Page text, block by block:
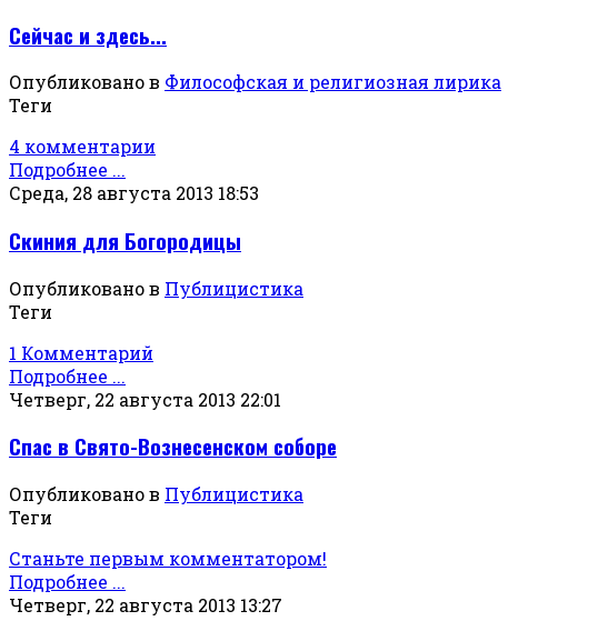
Сейчас и здесь...
Опубликовано в Философская и религиозная лирика
Теги
4 комментарии
Подробнее ...
Среда, 28 августа 2013 18:53
Скиния для Богородицы
Опубликовано в Публицистика
Теги
1 Комментарий
Подробнее ...
Четверг, 22 августа 2013 22:01
Спас в Свято-Вознесенском соборе
Опубликовано в Публицистика
Теги
Станьте первым комментатором!
Подробнее ...
Четверг, 22 августа 2013 13:27